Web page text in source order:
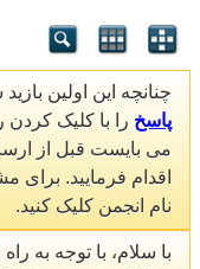
چنانچه این اولین
پاسخ را با کلیک کردن
می بایست قبل از
اقدام فرمایید.
نام انجمن کلیک کنید.
با سلام، با توجه به